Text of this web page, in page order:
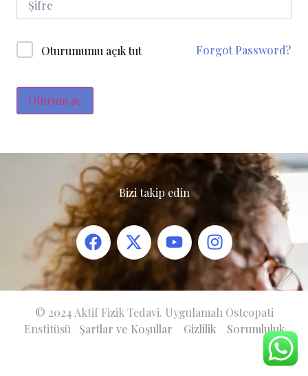
Oturumumu açık tut Forgot Password?
Oturum aç
Bizi takip edin
© 2024 Aktif Fizik Tedavi. Uygulamalı Osteopati
Enstitüsü Şartlar ve Koşullar Gizlilik Sorumluluk